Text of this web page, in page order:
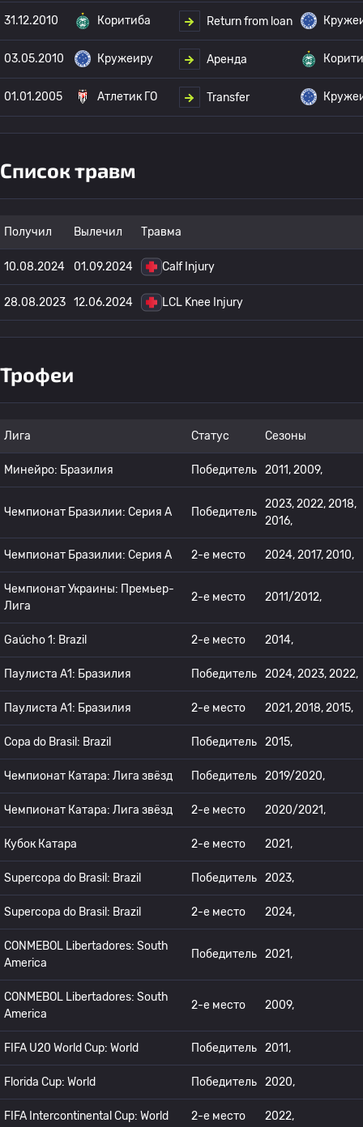
31.12.2010 Коритиба Return from loan
03.05.2010 Кружеиру Аренда
01.01.2005 Атлетик ГО Transfer
Список травм
Получил Вылечил Травма
10.08.2024 01.09.2024 Calf Injury
28.08.2023 12.06.2024 LCL Knee Injury
Трофеи
Лига Статус Сезоны
Минейро: Бразилия Победитель 2011, 2009,
Чемпионат Бразилии: Серия А Победитель
2023, 2022, 2018,
2016,
Чемпионат Бразилии: Серия А 2-е место 2024, 2017, 2010,
Чемпионат Украины: Премьер-
Лига
2-е место 2011/2012,
Gaúcho 1: Brazil 2-е место 2014,
Паулиста А1: Бразилия Победитель 2024, 2023, 2022,
Паулиста А1: Бразилия 2-е место 2021, 2018, 2015,
Copa do Brasil: Brazil Победитель 2015,
Чемпионат Катара: Лига звёзд Победитель 2019/2020,
Чемпионат Катара: Лига звёзд 2-е место 2020/2021,
Кубок Катара 2-е место 2021,
Supercopa do Brasil: Brazil Победитель 2023,
Supercopa do Brasil: Brazil 2-е место 2024,
CONMEBOL Libertadores: South
America
Победитель 2021,
CONMEBOL Libertadores: South
America
2-е место 2009,
FIFA U20 World Cup: World Победитель 2011,
Florida Cup: World Победитель 2020,
FIFA Intercontinental Cup: World 2-е место 2022,